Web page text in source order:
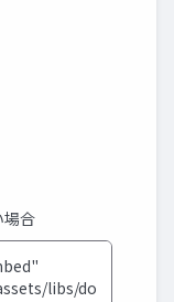
場合